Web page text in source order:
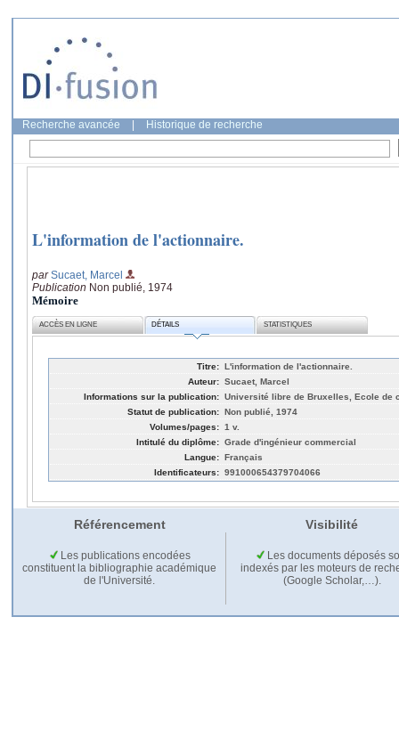
Recherche avancée Historique de recherche
L'information de l'actionnaire.
parSucaet, Marcel
Publication Non publié, 1974
Mémoire
ACCÈS EN LIGNE DÉTAILS STATISTIQUES
Titre: L'information de l'actionnaire.
Auteur: Sucaet, Marcel
Informations sur la publication: Université libre de Bruxelles, Ecole de
Statut de publication: Non publié, 1974
Volumes/pages: 1 v.
Intitulé du diplôme: Grade d'ingénieur commercial
Langue: Français
Identificateurs: 991000654379704066
Référencement Visibilité
Les publications encodées
constituent la bibliographie académique
de l'Université.
Les documents déposés
indexés par les moteurs de
(Google Scholar,…).